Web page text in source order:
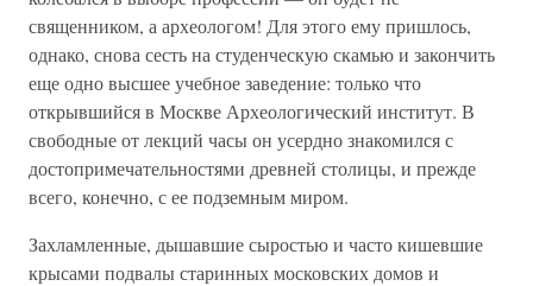
священником, а археологом! Для этого ему пришлось,
однако, снова сесть на студенческую скамью и закончить
еще одно высшее учебное заведение: только что
открывшийся в Москве Археологический институт. В
свободные от лекций часы он усердно знакомился с
достопримечательностями древней столицы, и прежде
всего, конечно, с ее подземным миром.
Захламленные, дышавшие сыростью и часто кишевшие
крысами подвалы старинных московских домов и